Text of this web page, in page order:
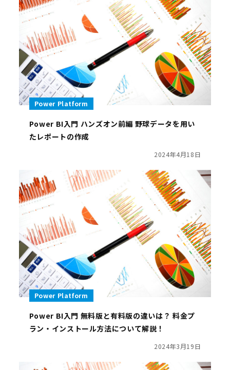
Power Platform
Power BI入門 ハンズオン前編 野球データを用い
たレポートの作成
2024年4月18日
Power Platform
Power BI入門 無料版と有料版の違いは？ 料金プ
ラン・インストール方法について解説！
2024年3月19日